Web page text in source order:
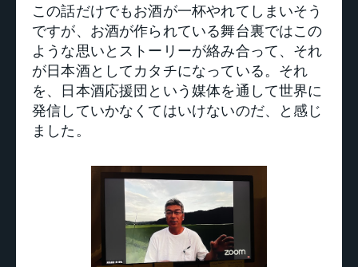
この話だけでもお酒が一杯やれてしまいそう
ですが、お酒が作られている舞台裏ではこの
ような思いとストーリーが絡み合って、それ
が日本酒としてカタチになっている。それ
を、日本酒応援団という媒体を通して世界に
発信していかなくてはいけないのだ、と感じ
ました。